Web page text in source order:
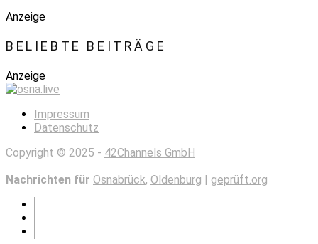
Anzeige
BELIEBTE BEITRÄGE
Anzeige
Impressum
Datenschutz
Copyright © 2025 - 42Channels GmbH
Nachrichten für Osnabrück, Oldenburg | geprüft.org